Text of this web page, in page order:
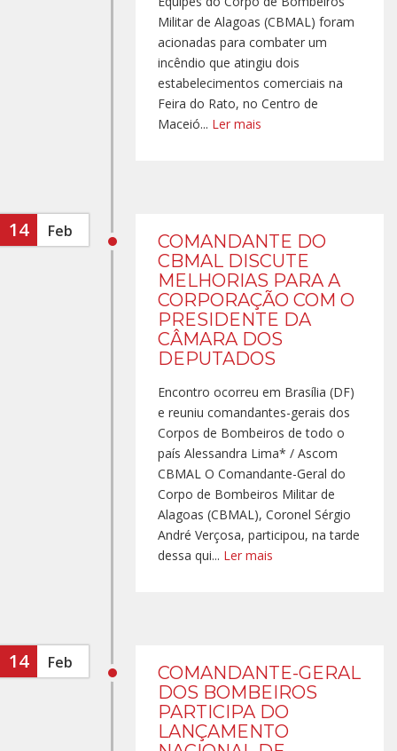
Militar de Alagoas (CBMAL) foram
acionadas para combater um
incêndio que atingiu dois
estabelecimentos comerciais na
Feira do Rato, no Centro de
Maceió... Ler mais
14 Feb
COMANDANTE DO
CBMAL DISCUTE
MELHORIAS PARA A
CORPORAÇÃO COM O
PRESIDENTE DA
CÂMARA DOS
DEPUTADOS
Encontro ocorreu em Brasília (DF)
e reuniu comandantes-gerais dos
Corpos de Bombeiros de todo o
país Alessandra Lima* / Ascom
CBMAL O Comandante-Geral do
Corpo de Bombeiros Militar de
Alagoas (CBMAL), Coronel Sérgio
André Verçosa, participou, na tarde
dessa qui... Ler mais
14 Feb
COMANDANTE-GERAL
DOS BOMBEIROS
PARTICIPA DO
LANÇAMENTO